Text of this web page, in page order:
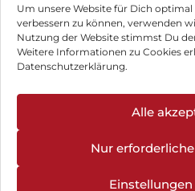
Um unsere Website für Dich
verbessern zu können, verwenden
Nutzung der Website stimmst Du
Weitere Informationen zu Cookies
Datenschutzerklärung.
Alle
Nur
Weiß
Impressum
Hinweis zur Batterieentsorgung
Können wir Dir